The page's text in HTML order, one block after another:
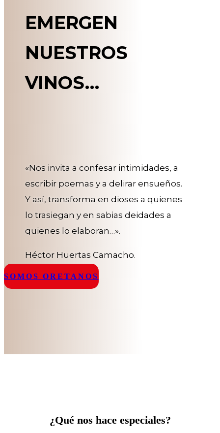
EMERGEN
NUESTROS
VINOS…
«Nos invita a confesar intimidades, a
escribir poemas y a delirar ensueños.
Y así, transforma en dioses a quienes
lo trasiegan y en sabias deidades a
quienes lo elaboran…».
Héctor Huertas Camacho.
SOMOS ORETANOS
¿Qué nos hace especiales?